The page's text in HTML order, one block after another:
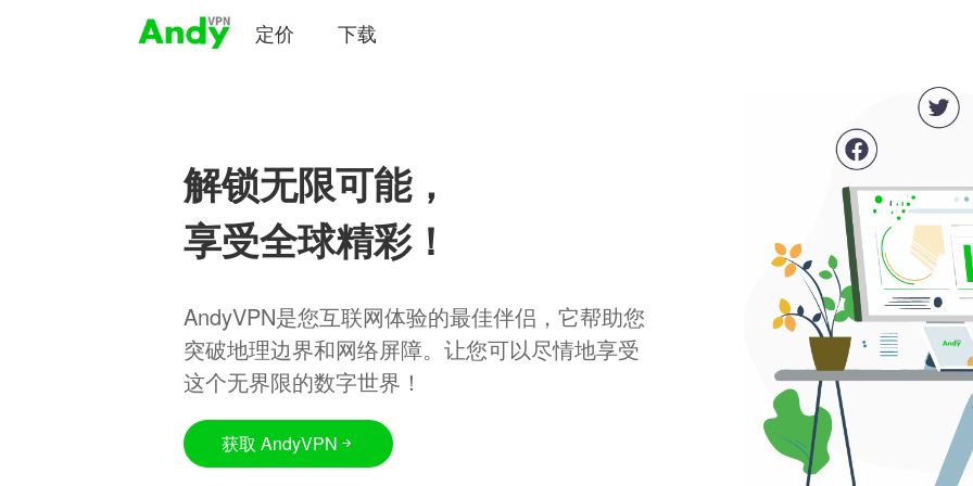
定价 下载
解锁无限可能，
享受全球精彩！
AndyVPN是您互联网体验的最佳伴侣，它帮助您
突破地理边界和网络屏障。让您可以尽情地享受
这个无界限的数字世界！
获取 AndyVPN